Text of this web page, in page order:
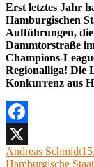
Erst letztes Jahr
Hamburgischen
Aufführungen, die
Dammtorstraße
Champions-
Regionalliga! Die
Konkurrenz aus
Facebook
X
Autor
Andreas Schmidt
am
Hamburgische